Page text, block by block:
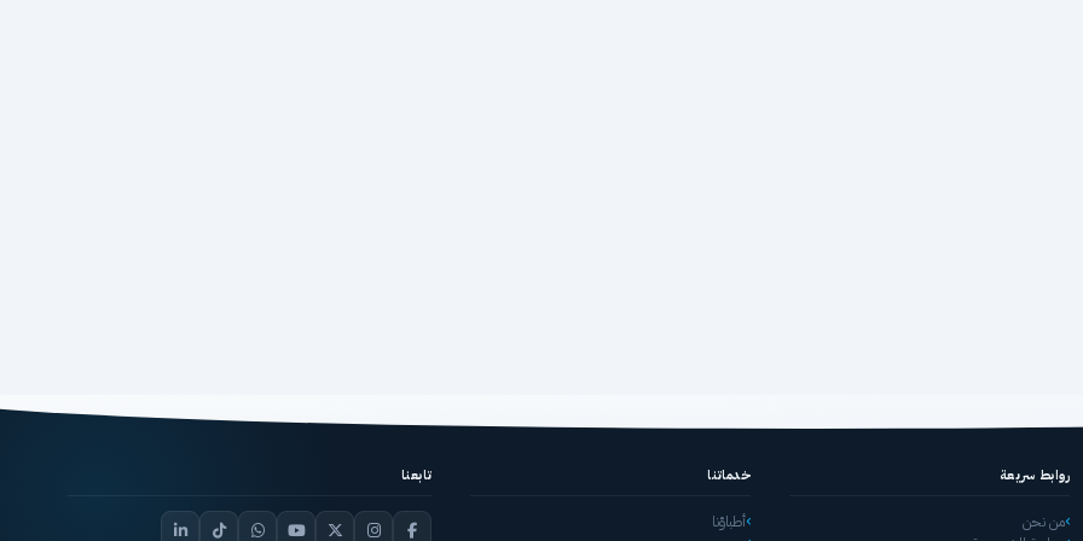
روابط سريعة
من نحن
خدماتنا
أطباؤنا
تابعنا